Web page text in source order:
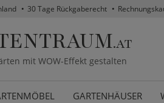
30 Tage Rückgaberecht
.AT
mit WOW-Effekt gestalten
GARTENHÄUSER